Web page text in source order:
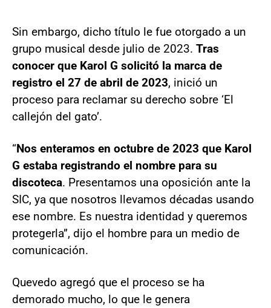
Sin embargo, dicho título le fue otorgado a un
grupo musical desde julio de 2023. Tras
conocer que Karol G solicitó la marca de
registro el 27 de abril de 2023, inició un
proceso para reclamar su derecho sobre ‘El
callejón del gato’.
“Nos enteramos en octubre de 2023 que Karol
G estaba registrando el nombre para su
discoteca. Presentamos una oposición ante la
SIC, ya que nosotros llevamos décadas usando
ese nombre. Es nuestra identidad y queremos
protegerla”, dijo el hombre para un medio de
comunicación.
Quevedo agregó que el proceso se ha
demorado mucho, lo que le genera